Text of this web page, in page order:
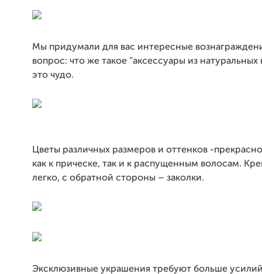
Мы придумали для вас интересные
вопрос: что же такое “аксессуары из натуральных
это чудо.
Цветы различных размеров и оттенков -
как к прическе, так и к распущенным волосам.
легко, с обратной стороны – заколки.
Эксклюзивные украшения требуют больше